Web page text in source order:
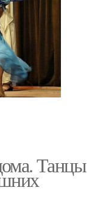
Танцы